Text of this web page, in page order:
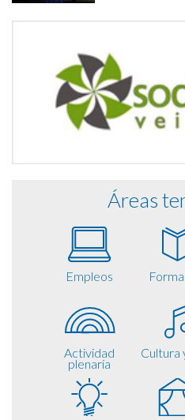
Áreas
Empleos
Actividad
plenaria
Cultura